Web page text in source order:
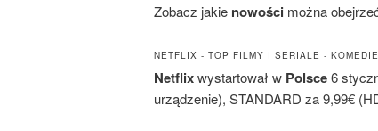
Zobacz jakie nowości można
NETFLIX - TOP FILMY I SERIALE - KOMEDIE
Netflixwystartował w Polsce6
urządzenie), STANDARD za 9,99€